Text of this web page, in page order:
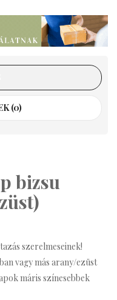
(0)
bizsu
szerelmeseinek!
vagy más arany/ezüst
máris színesebbek